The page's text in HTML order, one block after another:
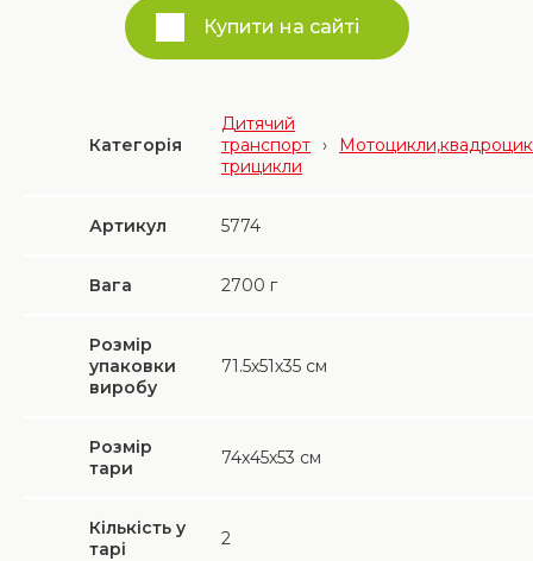
Купити на сайті
Категорія
Дитячий
транспорт ›
трицикли
Артикул 5774
Вага 2700 г
Розмір
упаковки
виробу
71.5х51х35 см
Розмір
тари
74х45х53 см
Кількість у
тарі
2